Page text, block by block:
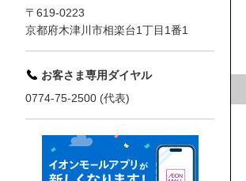
〒619-0223
京都府木津川市相楽台1丁目1番1
お客さま専用ダイヤル
0774-75-2500 (代表)